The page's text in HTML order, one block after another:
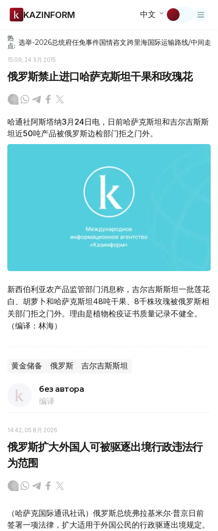
KAZINFORM 中文
热
点: 选举-2026总统府任免事件国情咨文跨里海国际运输路线/中间走廊
15:09, 24 3月 2015
俄罗斯禁止进口哈萨克斯坦干果和玫瑰花
哈通社阿斯塔纳3月24日电，日前哈萨克斯坦和吉尔吉斯斯
坦近50吨产品被俄罗斯边检部门拒之门外。
新西伯利亚农产品监管部门消息称，吉尔吉斯斯坦一批莲花
白、胡萝卜和哈萨克斯坦48吨干果、8千株玫瑰被俄罗斯相
关部门拒之门外。理由是植物检疫证书质量记录不健全。
（编译：林海）
黄金储备 俄罗斯 吉尔吉斯斯坦
без автора
编译
14:42, 05 8月 2026
俄罗斯扩大外国人可被驱逐出境行政违法行
为范围
（哈萨克国际通讯社讯）俄罗斯总统弗拉基米尔·普京日前
签署一项法律，扩大适用于外国公民的行政驱逐出境规定。